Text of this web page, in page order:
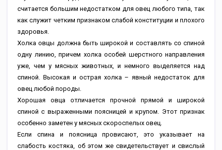
считается большим недостатком для овец любого типа, так
как служит четким признаком слабой конституции и плохого
здоровья.
Холка овцы должна быть широкой и составлять со спиной
одну линию, причем холка особей шерстного направления
уже, чем у мясных животных, и немного выделяется над
спиной. Высокая и острая холка – явный недостаток для
овец любой породы.
Хорошая овца отличается прочной прямой и широкой
спиной с выраженными поясницей и крупом. Этот признак
особенно заметен у мясных скороспелых овец.
Если спина и поясница провисают, это указывает на
слабость костяка, об этом же свидетельствует и свислый